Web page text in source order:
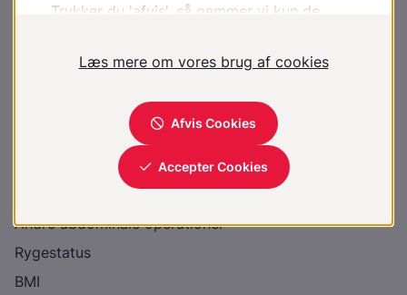
Evt. ultralydsskanning
Hvilke klager præsenterer patienten?
Evt. anamnestisk indeklemningstilfælde
Tidligere opereret for umbilicalhernie?
Andre abdominale operationer
Rygestatus
BMI